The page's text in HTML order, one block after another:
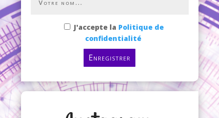
J'accepte la Politique de
confidentialité
Enregistrer